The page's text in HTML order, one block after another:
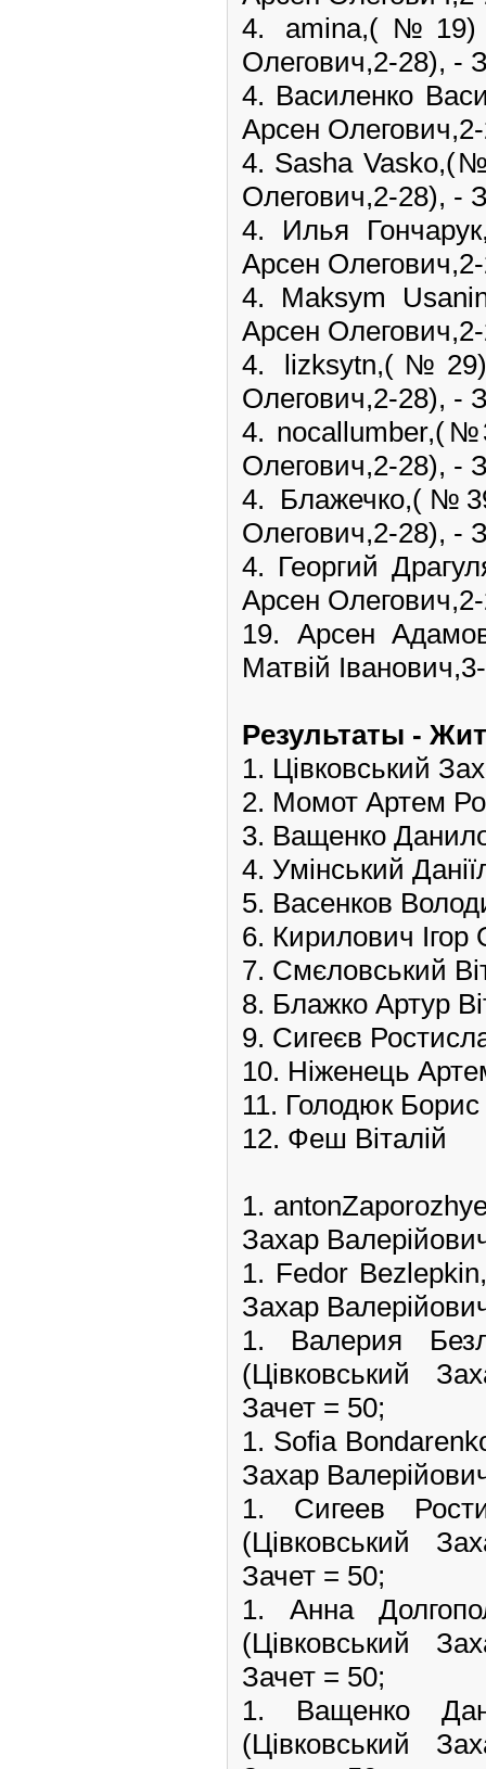
4.
Олегович,2-28), -
4. Василенко
Арсен
4. Sasha
Олегович,2-28), -
4. Илья
Арсен
4. Maksym
Арсен
4.
Олегович,2-28), -
4.
Олегович,2-28), -
4.
Олегович,2-28), -
4. Георгий
Арсен
19. Арсен
Матвій
Pезультаты -
1. Цівковський
2. Момот Артем
3. Ващенко
4. Умінський
5. Васенков
6. Кирилович
7. Смєловський
8. Блажко Артур
9. Сигеєв
10. Ніженець
11. Голодюк Борис
12. Феш Віталій
1.
Захар
1. Fedor
Захар
1. Валерия
(Цівковський
Зачет = 50;
1. Sofia
Захар
1. Сигеев
(Цівковський
Зачет = 50;
1. Анна
(Цівковський
Зачет = 50;
1. Ващенко
(Цівковський